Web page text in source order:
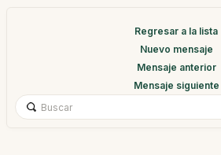
Regresar a la lista
Nuevo mensaje
Mensaje anterior
Mensaje siguiente